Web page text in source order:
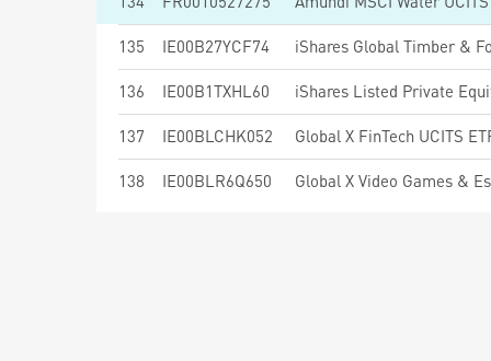
135 IE00B27YCF74 iShares Global Timber &
136 IE00B1TXHL60 iShares Listed Private
137 IE00BLCHK052 Global X FinTech UCITS
138 IE00BLR6Q650 Global X Video Games &